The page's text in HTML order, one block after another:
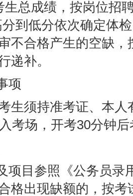
生总成绩，按岗位招
到低分依次确定体
不合格产生的空缺
递补。
项
生须持准考证、本
考场，开考30分钟
项目参照《公务员录
格出现缺额的，按